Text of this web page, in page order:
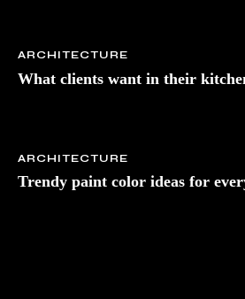
r
e
o
ARCHITECTURE
What clients want in their
ARCHITECTURE
Trendy paint color ideas for